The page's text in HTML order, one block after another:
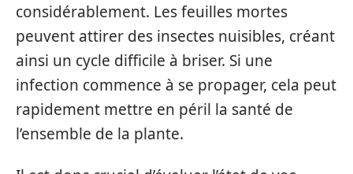
considérablement. Les feuilles mortes
peuvent attirer des insectes nuisibles, créant
ainsi un cycle difficile à briser. Si une
infection commence à se propager, cela peut
rapidement mettre en péril la santé de
l’ensemble de la plante.